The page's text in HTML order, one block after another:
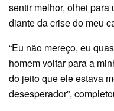
sentir melhor, olhei para
diante da crise do meu
“Eu não mereço, eu
homem voltar para a
do jeito que ele estava
desesperador”,